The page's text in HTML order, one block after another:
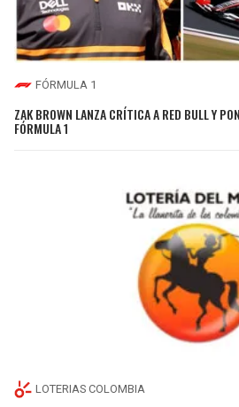
FÓRMULA 1
ZAK BROWN LANZA CRÍTICA A RED BULL Y
FÓRMULA 1
LOTERIAS COLOMBIA